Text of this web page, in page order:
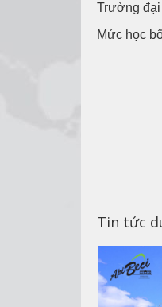
Trường đại
Mức học
Tin tức